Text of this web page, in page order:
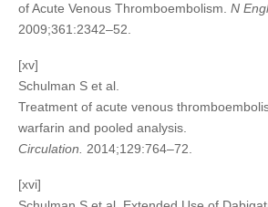
of Acute Venous Thromboembolism. N
2009;361:2342–52.
[xv]
Schulman S et al.
Treatment of acute venous
warfarin and pooled analysis.
Circulation. 2014;129:764–72.
[xvi]